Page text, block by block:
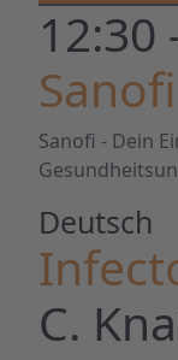
12:30
Sanofi
Sanofi - Dein
Deutsch
C.